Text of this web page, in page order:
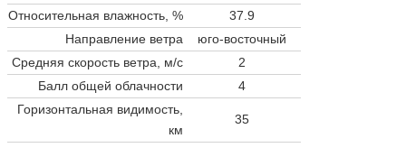
Относительная влажность, %
37.9
Направление ветра
юго-восточный
Средняя скорость ветра, м/с
2
Балл общей облачности
4
Горизонтальная видимость,
км
35